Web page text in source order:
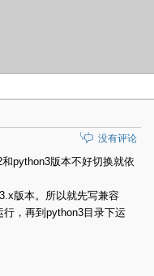
没有评论
python3版本不好切换就依
版本。所以就先写兼容
，再到python3目录下运